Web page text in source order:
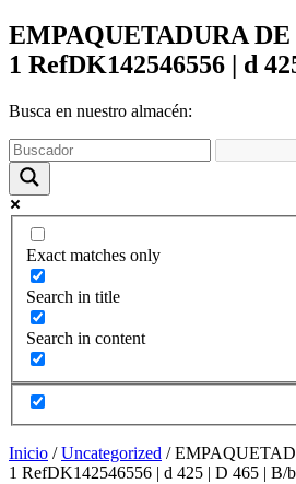
EMPAQUETADURA
1 RefDK142546556 | d
Busca en nuestro almacén:
Exact matches only
Search in title
Search in content
Inicio /Uncategorized /
1 RefDK142546556 | d 425 | D 465 | B/
necesarias
para que
puedas
acceder a
nuestro
Estadísticas
Para que
podamos
mejorar la
funcionalidad
y estructura
de la web,
utilizaremos
las
estadísticas
de uso en la
web. Así